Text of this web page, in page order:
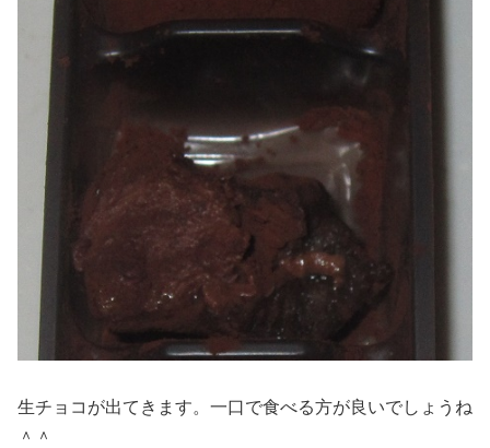
生チョコが出てきます。一口で食べる方が良いでしょうね
＾＾